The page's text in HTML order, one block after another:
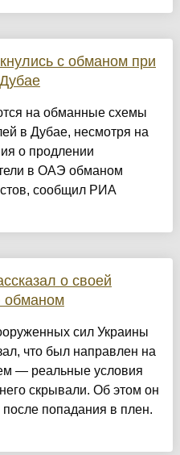
с обманом при
на обманные схемы
в Дубае, несмотря на
о продлении
в ОАЭ обманом
сообщил РИА
о своей
обманом
сил Украины
что был направлен на
— реальные условия
скрывали. Об этом он
попадания в плен.